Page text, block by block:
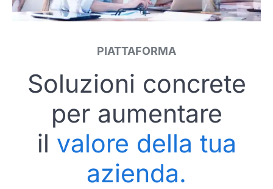
PIATTAFORMA​
Soluzioni concrete
per aumentare
il valore della tua
azienda.